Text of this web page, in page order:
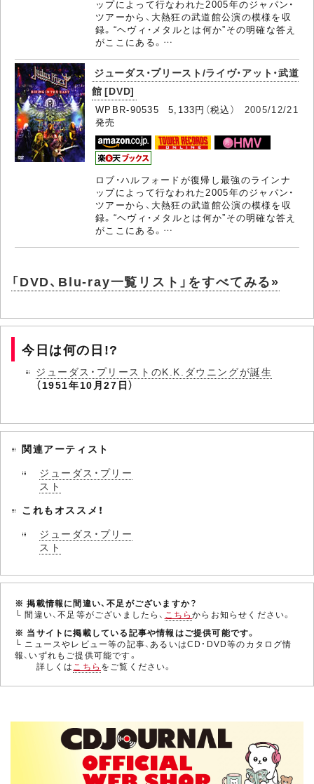
ップによって行なわれた2005年のジャパン・
ツアーから、大熱狂の武道館公演の模様を収
録。“ヘヴィ・メタルとは何か”その明確な答え
がここにある。…
ジューダス・プリースト/ライヴ・アット・武道
館 [DVD]
WPBR-90535 5,133円（税込） 2005/12/21
発売
ロブ・ハルフォードが復帰し最強のラインナ
ップによって行なわれた2005年のジャパン・
ツアーから、大熱狂の武道館公演の模様を収
録。“ヘヴィ・メタルとは何か”その明確な答え
がここにある。…
「DVD、Blu-ray一覧リスト」をすべてみる»
今日は何の日!?
ジューダス・プリーストのK.K.ダウニングが誕生
（1951年10月27日）
関連アーティスト
ジューダス・プリー
スト
これもオススメ！
ジューダス・プリー
スト
※ 掲載情報に間違い、不足がございますか？
└ 間違い、不足等がございましたら、 こちらからお知らせください。
※ 当サイトに掲載している記事や情報はご提供可能です。
└ ニュースやレビュー等の記事、あるいはCD・DVD等のカタログ情
報、いずれもご提供可能です。
詳しくはこちら をご覧ください。